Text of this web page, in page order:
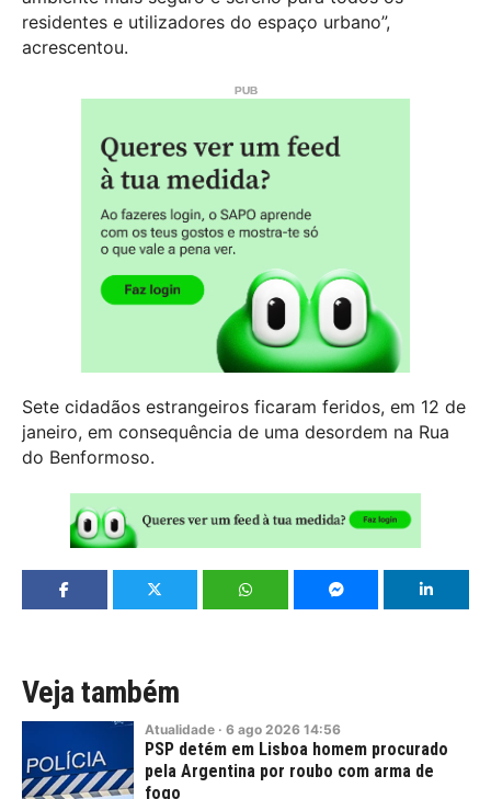
residentes e utilizadores do espaço urbano”,
acrescentou.
Sete cidadãos estrangeiros ficaram feridos, em 12 de
janeiro, em consequência de uma desordem na Rua
do Benformoso.
Veja também
Atualidade · 6 ago 2026 14:56
PSP detém em Lisboa homem procurado
pela Argentina por roubo com arma de
fogo